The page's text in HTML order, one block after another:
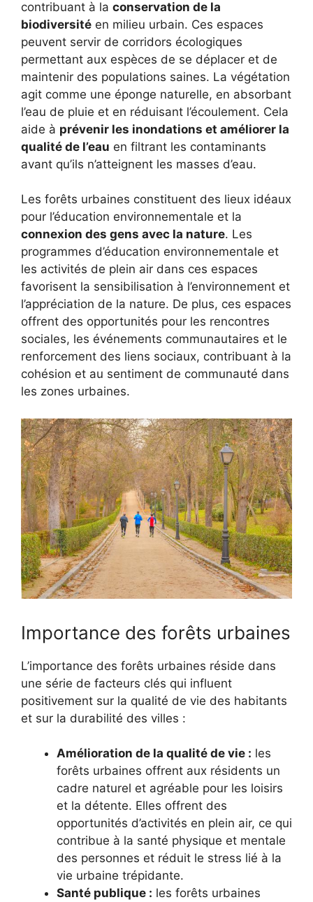
contribuant à la conservation de la
biodiversité en milieu urbain. Ces espaces
peuvent servir de corridors écologiques
permettant aux espèces de se déplacer et de
maintenir des populations saines. La végétation
agit comme une éponge naturelle, en absorbant
l’eau de pluie et en réduisant l’écoulement. Cela
aide à prévenir les inondations et améliorer la
qualité de l’eau en filtrant les contaminants
avant qu’ils n’atteignent les masses d’eau.
Les forêts urbaines constituent des lieux idéaux
pour l’éducation environnementale et la
connexion des gens avec la nature. Les
programmes d’éducation environnementale et
les activités de plein air dans ces espaces
favorisent la sensibilisation à l’environnement et
l’appréciation de la nature. De plus, ces espaces
offrent des opportunités pour les rencontres
sociales, les événements communautaires et le
renforcement des liens sociaux, contribuant à la
cohésion et au sentiment de communauté dans
les zones urbaines.
Importance des forêts urbaines
L’importance des forêts urbaines réside dans
une série de facteurs clés qui influent
positivement sur la qualité de vie des habitants
et sur la durabilité des villes :
Amélioration de la qualité de vie : les
forêts urbaines offrent aux résidents un
cadre naturel et agréable pour les loisirs
et la détente. Elles offrent des
opportunités d’activités en plein air, ce qui
contribue à la santé physique et mentale
des personnes et réduit le stress lié à la
vie urbaine trépidante.
Santé publique : les forêts urbaines